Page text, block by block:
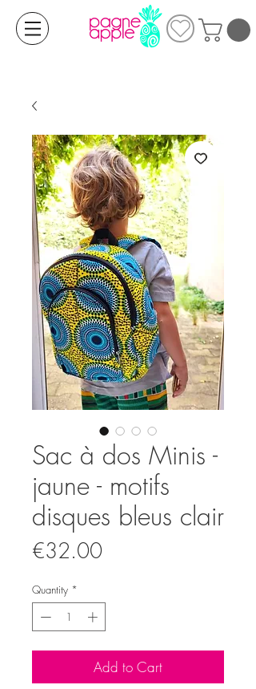
Sac à dos Minis -
jaune - motifs
disques bleus clair
€32.00Price
Quantity *
Add to Cart